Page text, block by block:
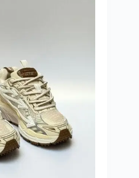
en
la
página
de
producto